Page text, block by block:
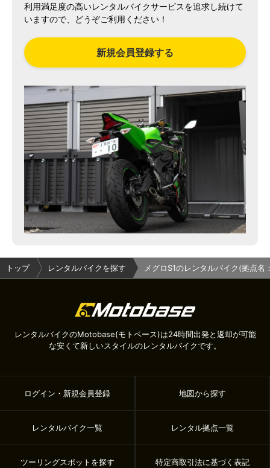
利用満足度の高いレンタルバイクサービスを追求し続けて
いますので、どうぞご利用ください！
新規会員登録する
トップ レンタルバイクを探す メグロS1のレンタルバイク(拠点
レンタルバイクのMotobase(モトベース)は24時間出発と返却が可能
な安くて新しいスタイルのレンタルバイクです。
ログイン・新規会員登録 地図から探す
レンタルバイク一覧 レンタル拠点一覧
ツーリングスポットを探す 特定商取引法に基づく表記